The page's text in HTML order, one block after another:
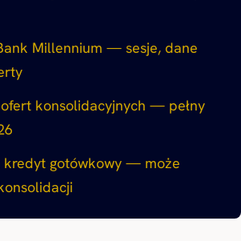
Millennium — sesje, dane
ofert konsolidacyjnych — pełny
kredyt gotówkowy — może